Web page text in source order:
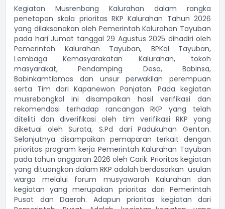
Kegiatan Musrenbang Kalurahan dalam rangka
penetapan skala prioritas RKP Kalurahan Tahun 2026
yang dilaksanakan oleh Pemerintah Kalurahan Tayuban
pada hari Jumat tanggal 29 Agustus 2025 dihadiri oleh
Pemerintah Kalurahan Tayuban, BPKal Tayuban,
Lembaga Kemasyarakatan Kalurahan, tokoh
masyarakat, Pendamping Desa, Babinsa,
Babinkamtibmas dan unsur perwakilan perempuan
serta Tim dari Kapanewon Panjatan. Pada kegiatan
musrebangkal ini disampaikan hasil verifikasi dan
rekomendasi terhadap rancangan RKP yang telah
diteliti dan diverifikasi oleh tim verifikasi RKP yang
diketuai oleh Surata, S.Pd dari Padukuhan Gentan.
Selanjutnya disampaikan pemaparan terkait dengan
prioritas program kerja Pemerintah Kalurahan Tayuban
pada tahun anggaran 2026 oleh Carik. Prioritas kegiatan
yang dituangkan dalam RKP adalah berdasarkan usulan
warga melalui forum musyawarah Kalurahan dan
kegiatan yang merupakan prioritas dari Pemerintah
Pusat dan Daerah. Adapun prioritas kegiatan dari